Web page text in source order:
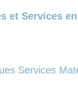
et Services
Services